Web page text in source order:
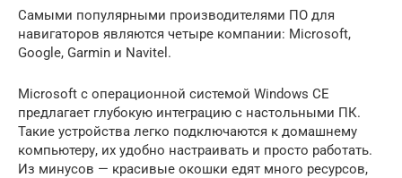
Самыми популярными производителями ПО для
навигаторов являются четыре компании: Microsoft,
Google, Garmin и Navitel.
Microsoft с операционной системой Windows CE
предлагает глубокую интеграцию с настольными ПК.
Такие устройства легко подключаются к домашнему
компьютеру, их удобно настраивать и просто работать.
Из минусов — красивые окошки едят много ресурсов,